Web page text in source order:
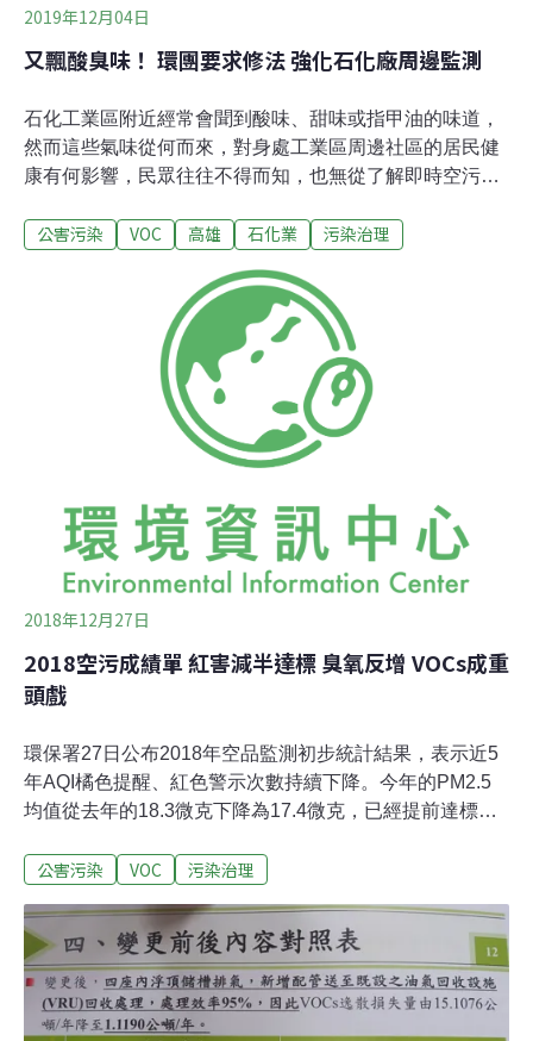
2019年12月04日
又飄酸臭味！ 環團要求修法 強化石化廠周邊監測
石化工業區附近經常會聞到酸味、甜味或指甲油的味道，
然而這些氣味從何而來，對身處工業區周邊社區的居民健
康有何影響，民眾往往不得而知，也無從了解即時空污的
測污染物為懸浮微粒（PM10）、細懸浮微粒（PM2.5）、
排放的揮發性有機物（VOCs），也就是許多特殊氣味的
來源，一般的空品測站卻無法測得。環保團體多次針對石
化業周邊社區的空品監測和社區知情權，提出要求修定法
令，針對高風險社區的空污監測和風險管理，應納入社區
參與及做到資訊公開。地球公民基金會近日偕同政大學者
及大社居民，向高雄市議員吳益政提出《高雄市環境維護
管理自治條例》修正建議，希望藉由法令修定，來加強高
出，修正草案要求高雄市政府環保局應妥善規劃執行有效
的石化產業聚落「周界監測」及「社區監測」
公害污染 VOC 高雄 石化業 污染治理
2018年12月27日
2018空污成績單 紅害減半達標 臭氧反增 VOCs成重
頭戲
環保署27日公布2018年空品監測初步統計結果，表示近5
年AQI橘色提醒、紅色警示次數持續下降。今年的PM2.5
均值從去年的18.3微克下降為17.4微克，已經提前達標
臭氧8小時的AQI，雖然紅色警示下降了，但達橘色提醒卻
上升，未來臭氧將是環保署空污治理頭號課題，而要優先
處理部分即是容易揮發的揮發性有機物（VOCs），包括
石化工廠管線、加油站、槽車與含有機溶劑的民生用品都
是將加強管理的部分。再者，氣候變遷、溫室效應造成了
公害污染 VOC 污染治理